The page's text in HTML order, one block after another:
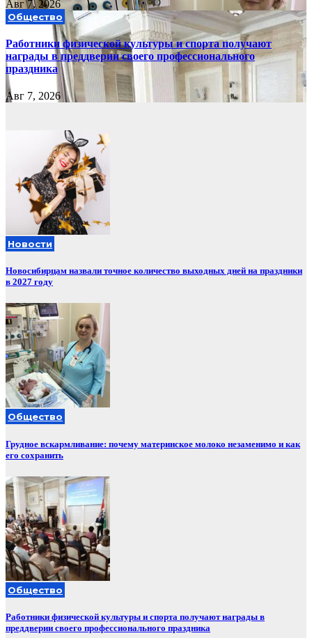
Авг 7, 2026
Общество
Работники физической культуры и спорта получают
награды в преддверии своего профессионального
праздника
Авг 7, 2026
Новости
Новосибирцам назвали точное количество выходных дней на праздники
в 2027 году
Общество
Грудное вскармливание: почему материнское молоко незаменимо и как
его сохранить
Общество
Работники физической культуры и спорта получают награды в
преддверии своего профессионального праздника